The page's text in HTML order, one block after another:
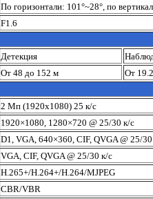
По горизонтали: 101°~28°, по
F1.6
Детекция
От 48 до 152 м
От
2 Мп (1920x1080) 25 к/с
1920×1080, 1280×720 @ 25/30 к/с
D1, VGA, 640×360, CIF, QVGA @ 25/
VGA, CIF, QVGA @ 25/30 к/с
H.265+/H.264+/H.264/MJPEG
CBR/VBR